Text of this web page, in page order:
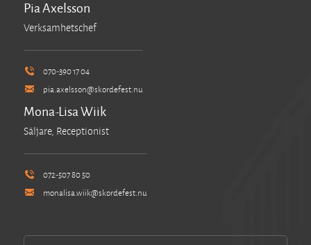
Pia Axelsson
Verksamhetschef
070-390 17 04
pia.axelsson@skordefest.nu
Mona-Lisa Wiik
Säljare, Receptionist
072-507 80 50
monalisa.wiik@skordefest.nu